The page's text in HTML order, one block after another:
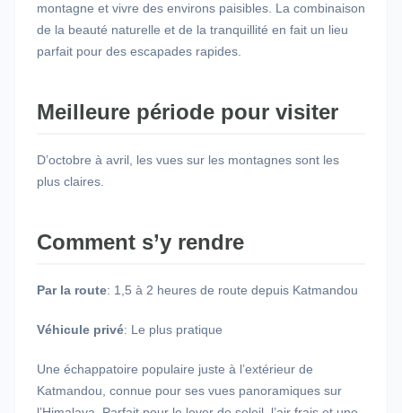
montagne et vivre des environs paisibles. La combinaison
de la beauté naturelle et de la tranquillité en fait un lieu
parfait pour des escapades rapides.
Meilleure période pour visiter
D’octobre à avril, les vues sur les montagnes sont les
plus claires.
Comment s’y rendre
Par la route: 1,5 à 2 heures de route depuis Katmandou
Véhicule privé: Le plus pratique
Une échappatoire populaire juste à l’extérieur de
Katmandou, connue pour ses vues panoramiques sur